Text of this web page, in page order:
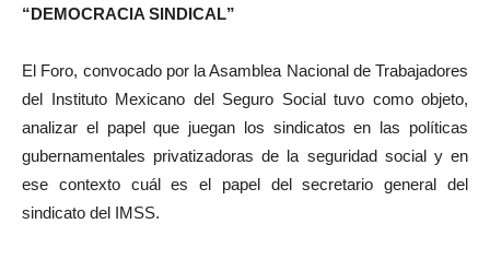
“DEMOCRACIA SINDICAL”
El Foro, convocado por la Asamblea Nacional de Trabajadores
del Instituto Mexicano del Seguro Social tuvo como objeto,
analizar el papel que juegan los sindicatos en las políticas
gubernamentales privatizadoras de la seguridad social y en
ese contexto cuál es el papel del secretario general del
sindicato del IMSS.